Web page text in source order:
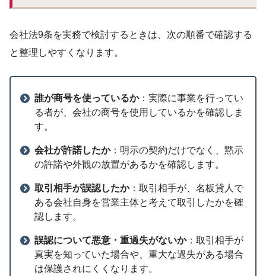
会社法9条を実務で検討するときは、次の順番で確認する
と整理しやすくなります。
誰が商号を使っているか：実際に事業を行ってい
る者が、会社の商号を使用しているかを確認しま
す。
会社が許諾したか：明示の契約だけでなく、黙示
の許諾や外観の放置があるかを確認します。
取引相手が誤認したか：取引相手が、名板貸人で
ある会社自身を営業主体と考えて取引したかを確
認します。
誤認について悪意・重過失がないか：取引相手が
真実を知っていた場合や、重大な過失がある場合
は保護されにくくなります。